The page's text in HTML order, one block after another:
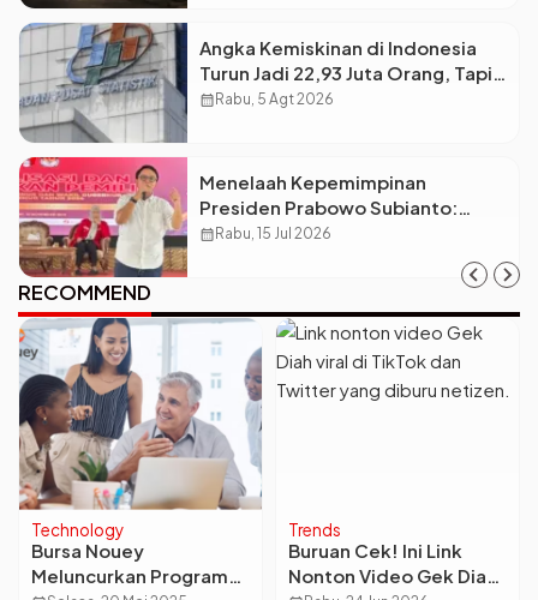
Angka Kemiskinan di Indonesia
Turun Jadi 22,93 Juta Orang, Tapi
Kenapa Ketimpangan Desa dan
calendar_month Rabu, 5 Agt 2026
Menelaah Kepemimpinan
Presiden Prabowo Subianto:
Antara Visi Besar, Implementasi,
calendar_month Rabu, 15 Jul 2026
RECOMMEND
Technology
Bursa Nouey
Meluncurkan Program
Trends
Buruan Cek! Ini Link
Nonton Video Gek Diah